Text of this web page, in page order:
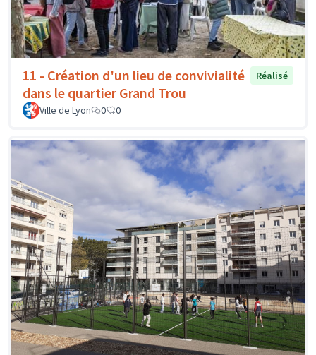
11 - Création d'un lieu de convivialité
dans le quartier Grand Trou
Réalisé
Ville de Lyon 0 0